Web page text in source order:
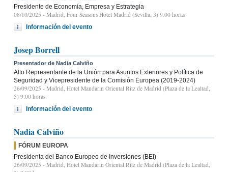
Presidente de Economía, Empresa y Estrategia
08/10/2025 - Madrid, Four Seasons Hotel Madrid (Sevilla, 3) 9.00 horas
Información del evento
Josep Borrell
Presentador de Nadia Calviño
Alto Representante de la Unión para Asuntos Exteriores y Política de
Seguridad y Vicepresidente de la Comisión Europea (2019-2024)
26/09/2025 - Madrid, Hotel Mandarin Oriental Ritz de Madrid (Plaza de la Lealtad,
5) 9:00 horas
Información del evento
Nadia Calviño
FÓRUM EUROPA
Presidenta del Banco Europeo de Inversiones (BEI)
26/09/2025 - Madrid, Hotel Mandarin Oriental Ritz de Madrid (Plaza de la Lealtad,